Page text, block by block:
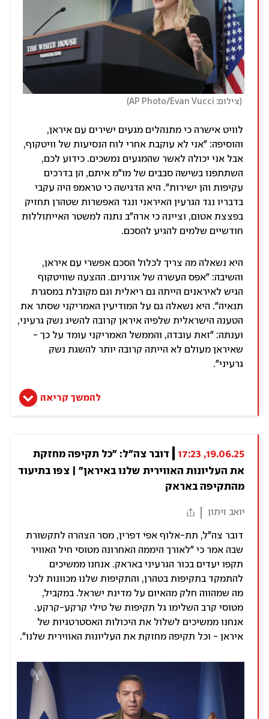
(צילום: AP Photo/Evan Vucci )
לוויט אישרה כי מתנהלים מגעים ישירים עם איראן,
והוסיפה: "אני לא עוקבת אחרי לוח הנסיעות של וויטקוף,
אבל אני יכולה לאשר שהמגעים נמשכים. כידוע לכם,
השתתפנו בשישה סבבים של מו"מ איתם, הן בדרכים
עקיפות והן ישירות". היא הדגישה כי טראמפ היה עקבי
בדבריו נגד הגרעין האיראני ונגד האפשרות שטהרן תחזיק
בפצצת אטום, וציינה כי ארה"ב נתנה למשטר האייתוללות
חודשיים שלמים להגיע להסכם.
היא נשאלה מה צריך לכלול הסכם אפשרי עם איראן,
והשיבה: "אפס העשרה של אורניום. ההצעה שוויטקוף
הגיש לאיראנים הייתה גם ריאלית וגם מקובלת במסגרת
תנאיה". היא נשאלה גם על המודיעין האמריקני שסתר את
הטענה הישראלית שלפיה איראן קרובה להשיג נשק גרעיני,
וענתה: "זאת עובדה, והממשל האמריקני עומד על כך -
שאיראן מעולם לא הייתה קרובה יותר להשגת נשק
גרעיני".
להמשך קריאה
19.06.25, 17:23
מהתקיפה באראק
יואב זיתון
דובר צה"ל, תת-אלוף אפי דפרין, מסר הצהרה לתקשורת
שבה אמר כי "לאורך היממה האחרונה מטוסי חיל האוויר
תקפו יעדים בכור הגרעיני באראק. אנחנו ממשיכים
להתמקד בתקיפות בטהרן, והתקיפות שלנו מכוונות לכל
מה שמהווה חלק מהאיום על מדינת ישראל. במקביל,
מטוסי קרב השלימו גל תקיפות של טילי קרקע-קרקע.
אנחנו ממשיכים לשלול את היכולות האסטרטגיות של
איראן - וכל תקיפה מחזקת את העליונות האווירית שלנו".